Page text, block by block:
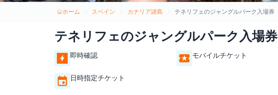
ホーム スペイン カナリア諸島 テネリフェのジャングルパーク入場券
テネリフェのジャングルパーク入場券
即時確認 モバイルチケット
日時指定チケット